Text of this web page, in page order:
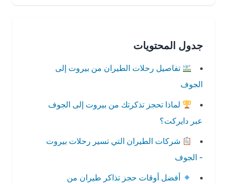
جدول المحتويات
تفاصيل رحلات الطيران من بيروت إلى
الجوف
لماذا تحجز تذكرتك من بيروت إلى الجوف
عبر دايركت؟
شركات الطيران التي تسير رحلات بيروت
- الجوف
أفضل أوقات حجز تذاكر طيران من